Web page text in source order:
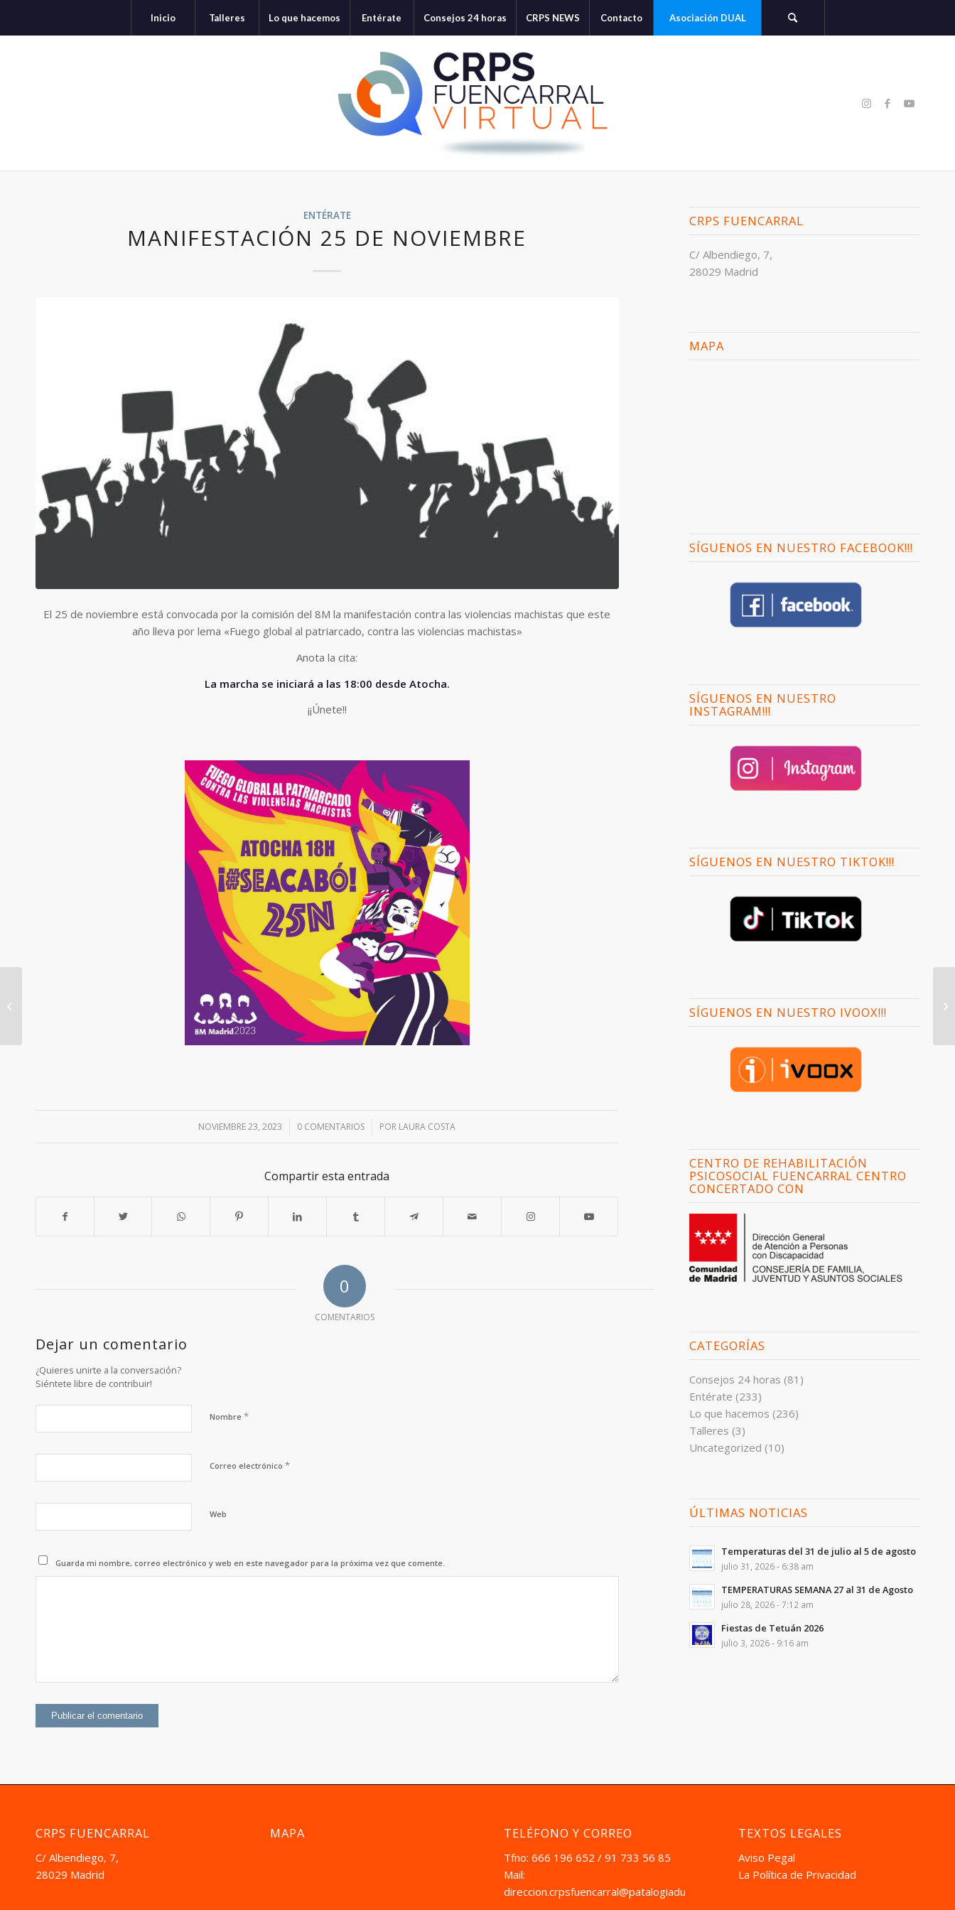
Inicio Talleres Lo que hacemos Entérate Consejos 24 horas CRPS NEWS Contacto Asociación DUAL
ENTÉRATE
MANIFESTACIÓN 25 DE NOVIEMBRE
El 25 de noviembre está convocada por la comisión del 8M la manifestación contra las violencias machistas que este
año lleva por lema «Fuego global al patriarcado, contra las violencias machistas»
Anota la cita:
La marcha se iniciará a las 18:00 desde Atocha.
¡¡Únete!!
NOVIEMBRE 23, 2023
/ 0 COMENTARIOS
/ POR LAURA COSTA
Compartir esta entrada
0
COMENTARIOS
Dejar un comentario
¿Quieres unirte a la conversación?
Siéntete libre de contribuir!
Nombre *
Correo electrónico *
Web
Guarda mi nombre, correo electrónico y web en este navegador para la próxima vez que comente.
CRPS FUENCARRAL
C/ Albendiego, 7,
28029 Madrid
MAPA
SÍGUENOS EN NUESTRO FACEBOOK!!!
SÍGUENOS EN NUESTRO
INSTAGRAM!!!
SÍGUENOS EN NUESTRO TIKTOK!!!
SÍGUENOS EN NUESTRO IVOOX!!!
CENTRO DE REHABILITACIÓN
PSICOSOCIAL FUENCARRAL CENTRO
CONCERTADO CON
CATEGORÍAS
Consejos 24 horas (81)
Entérate (233)
Lo que hacemos (236)
Talleres (3)
Uncategorized (10)
ÚLTIMAS NOTICIAS
Temperaturas del 31 de julio al 5 de agosto
julio 31, 2026 - 6:38 am
TEMPERATURAS SEMANA 27 al 31 de Agosto
julio 28, 2026 - 7:12 am
Fiestas de Tetuán 2026
julio 3, 2026 - 9:16 am
CRPS FUENCARRAL
C/ Albendiego, 7,
28029 Madrid
MAPA TELÉFONO Y CORREO
Tfno: 666 196 652 / 91 733 56 85
Mail:
direccion.crpsfuencarral@patalogiadual.com
TEXTOS LEGALES
Aviso Pegal
La Política de Privacidad